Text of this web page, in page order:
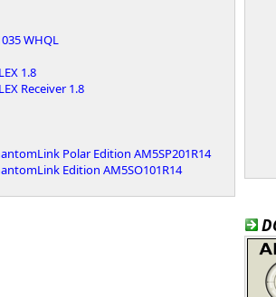
WHQL
1.8
Receiver 1.8
Polar Edition AM5SP201R14
Edition AM5SO101R14